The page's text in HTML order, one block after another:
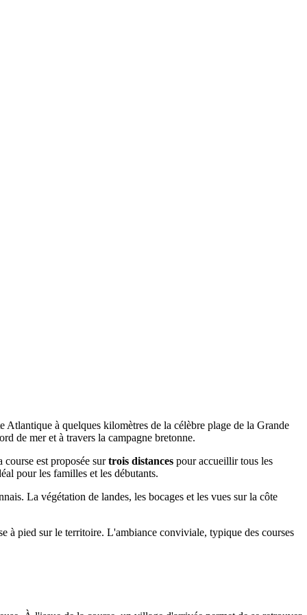
Atlantique à quelques kilomètres de la célèbre plage de la Grande
de mer et à travers la campagne bretonne.
est proposée surtrois distances pour accueillir tous les
pour les familles et les débutants.
La végétation de landes, les bocages et les vues sur la côte
à pied sur le territoire. L'ambiance conviviale, typique des courses